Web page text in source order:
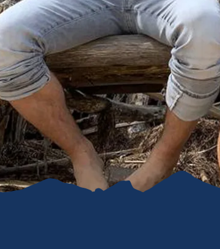
Gleitschirmfliegen &
Luftsport
Interaktive Vollbildkarte
Barrierefreiheit im
Chiemgau
Chiemgau G'schichten